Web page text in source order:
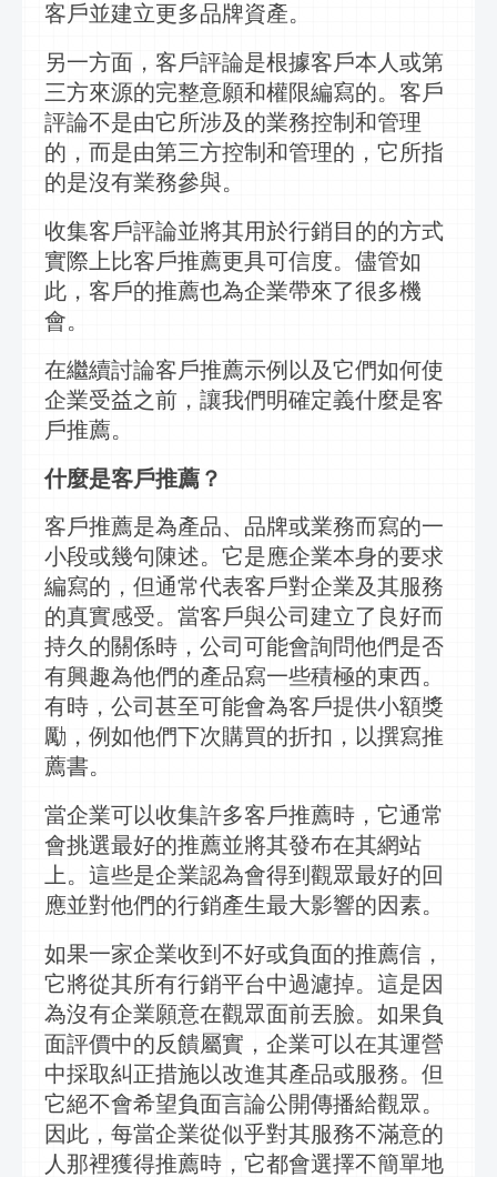
客戶並建立更多品牌資產。
另一方面，客戶評論是根據客戶本人或第
三方來源的完整意願和權限編寫的。客戶
評論不是由它所涉及的業務控制和管理
的，而是由第三方控制和管理的，它所指
的是沒有業務參與。
收集客戶評論並將其用於行銷 目的的方式
實際上比客戶推薦更具可信度。儘管如
此，客戶的推薦也為企業帶來了很多機
會。
在繼續討論客戶推薦示例以及它們如何使
企業受益之前，讓我們明確定義什麼是客
戶推薦。
什麼是客戶推薦？
客戶推薦是為產品、品牌或業務而寫的一
小段或幾句陳述。它是應企業本身的要求
編寫的，但通常代表客戶對企業及其服務
的真實感受。當客戶與公司建立了良好而
持久的關係時，公司可能會詢問他們是否
有興趣為他們的產品寫一些積極的東西。
有時，公司甚至可能會為客戶提供小額獎
勵，例如他們下次購買的折扣，以撰寫推
薦書。
當企業可以收集許多客戶推薦時，它通常
會挑選最好的推薦並將其發布在其網站
上。這些是企業認為會得到觀眾最好的回
應並對他們的行銷產生最大影響的因素。
如果一家企業收到不好或負面的推薦信，
它將從其所有行銷平台中過濾掉。這是因
為沒有企業願意在觀眾面前丟臉。如果負
面評價中的反饋屬實，企業可以在其運營
中採取糾正措施以改進其產品或服務。但
它絕不會希望負面言論公開傳播給觀眾。
因此，每當企業從似乎對其服務不滿意的
人那裡獲得推薦時，它都會選擇不簡單地